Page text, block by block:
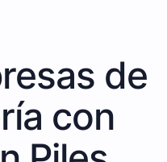
de
con